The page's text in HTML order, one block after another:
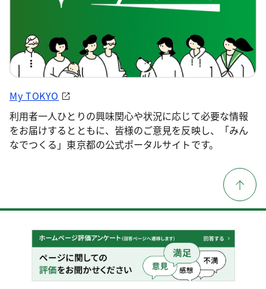
My TOKYO
利用者一人ひとりの興味関心や状況に応じて必要な情報
をお届けするとともに、皆様のご意見を反映し、「みん
なでつくる」東京都の公式ポータルサイトです。